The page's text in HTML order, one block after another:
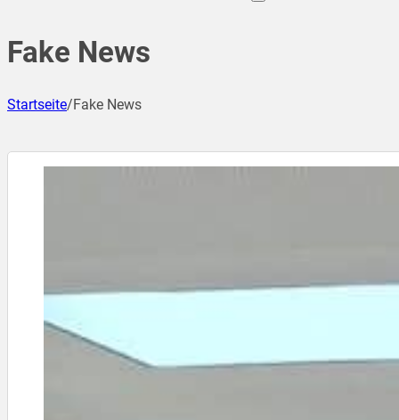
Fake News
Startseite/Fake News